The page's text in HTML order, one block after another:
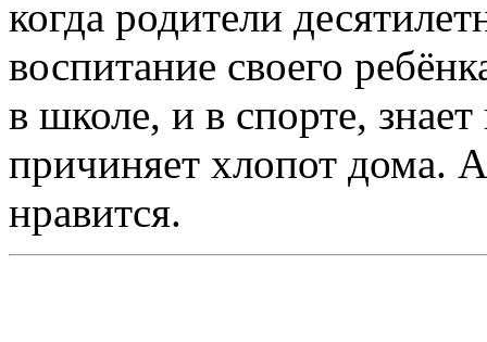
когда родители
воспитание своего
в школе, и в спорте,
причиняет хлопот дома.
нравится.